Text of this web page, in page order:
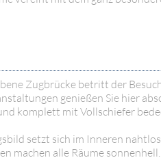
Zugbrücke betritt der
genießen Sie hier
komplett mit Vollschiefer
setzt sich im Inneren
machen alle Räume sonnenhell.